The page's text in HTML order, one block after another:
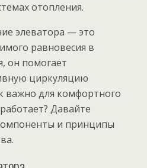
отопления.
элеватора — это
равновесия в
он помогает
циркуляцию
важно для комфортного
Давайте
и принципы